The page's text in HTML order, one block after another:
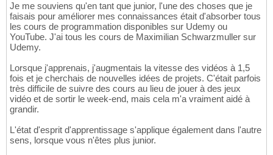
Je me souviens qu'en tant que junior, l'une des choses que je
faisais pour améliorer mes connaissances était d'absorber tous
les cours de programmation disponibles sur Udemy ou
YouTube. J'ai tous les cours de Maximilian Schwarzmuller sur
Udemy.
Lorsque j'apprenais, j'augmentais la vitesse des vidéos à 1,5
fois et je cherchais de nouvelles idées de projets. C'était parfois
très difficile de suivre des cours au lieu de jouer à des jeux
vidéo et de sortir le week-end, mais cela m'a vraiment aidé à
grandir.
L'état d'esprit d'apprentissage s'applique également dans l'autre
sens, lorsque vous n'êtes plus junior.